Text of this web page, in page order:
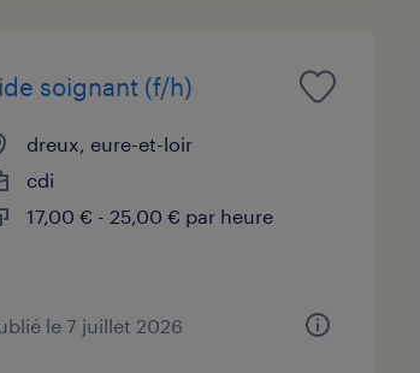
soignant (f/h)
dreux, eure-et-loir
cdi
17,00 € - 25,00 € par heure
le 7 juillet 2026